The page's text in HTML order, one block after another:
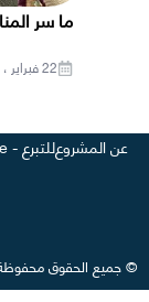
ما سر
22 فبراير ، 2019
عن المشروعللتبرع - donate
©جميع الحقوق